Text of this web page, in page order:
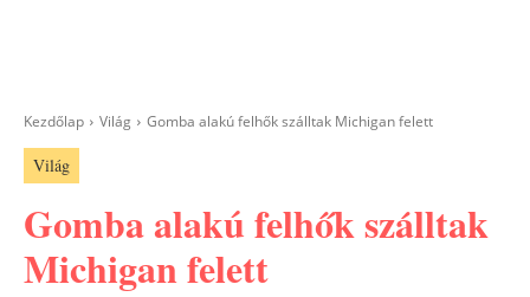
Kezdőlap Világ Gomba alakú felhők szálltak Michigan felett
Világ
Gomba alakú felhők szálltak
Michigan felett